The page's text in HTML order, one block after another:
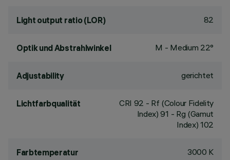
Light output ratio (LOR) 82
Optik und Abstrahlwinkel M - Medium 22°
Adjustability gerichtet
Lichtfarbqualität CRI 92 - Rf (Colour Fidelity
Index) 91 - Rg (Gamut
Index) 102
Farbtemperatur 3000 K